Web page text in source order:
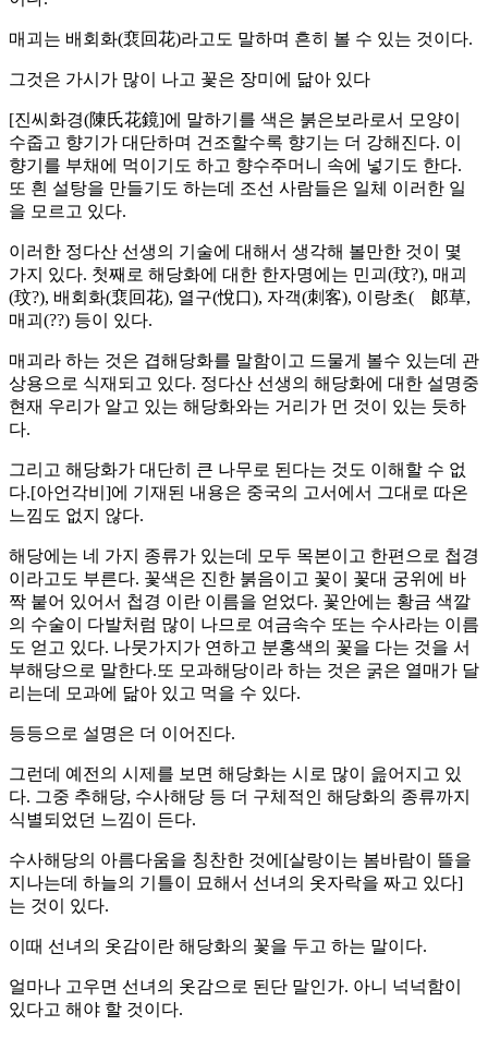
매괴는 배회화(裵回花)라고도 말하며 흔히 볼 수 있는 것이다.
그것은 가시가 많이 나고 꽃은 장미에 닮아 있다
[진씨화경(陳氏花鏡]에 말하기를 색은 붉은보라로서 모양이
수줍고 향기가 대단하며 건조할수록 향기는 더 강해진다. 이
향기를 부채에 먹이기도 하고 향수주머니 속에 넣기도 한다.
또 흰 설탕을 만들기도 하는데 조선 사람들은 일체 이러한 일
을 모르고 있다.
이러한 정다산 선생의 기술에 대해서 생각해 볼만한 것이 몇
가지 있다. 첫째로 해당화에 대한 한자명에는 민괴(玟?), 매괴
(玟?), 배회화(裵回花), 열구(悅口), 자객(刺客), 이랑초(離郞草,
매괴(??) 등이 있다.
매괴라 하는 것은 겹해당화를 말함이고 드물게 볼수 있는데 관
상용으로 식재되고 있다. 정다산 선생의 해당화에 대한 설명중
현재 우리가 알고 있는 해당화와는 거리가 먼 것이 있는 듯하
다.
그리고 해당화가 대단히 큰 나무로 된다는 것도 이해할 수 없
다.[아언각비]에 기재된 내용은 중국의 고서에서 그대로 따온
느낌도 없지 않다.
해당에는 네 가지 종류가 있는데 모두 목본이고 한편으로 첩경
이라고도 부른다. 꽃색은 진한 붉음이고 꽃이 꽃대 궁위에 바
짝 붙어 있어서 첩경 이란 이름을 얻었다. 꽃안에는 황금 색깔
의 수술이 다발처럼 많이 나므로 여금속수 또는 수사라는 이름
도 얻고 있다. 나뭇가지가 연하고 분홍색의 꽃을 다는 것을 서
부해당으로 말한다.또 모과해당이라 하는 것은 굵은 열매가 달
리는데 모과에 닮아 있고 먹을 수 있다.
등등으로 설명은 더 이어진다.
그런데 예전의 시제를 보면 해당화는 시로 많이 읊어지고 있
다. 그중 추해당, 수사해당 등 더 구체적인 해당화의 종류까지
식별되었던 느낌이 든다.
수사해당의 아름다움을 칭찬한 것에[살랑이는 봄바람이 뜰을
지나는데 하늘의 기틀이 묘해서 선녀의 옷자락을 짜고 있다]
는 것이 있다.
이때 선녀의 옷감이란 해당화의 꽃을 두고 하는 말이다.
얼마나 고우면 선녀의 옷감으로 된단 말인가. 아니 넉넉함이
있다고 해야 할 것이다.